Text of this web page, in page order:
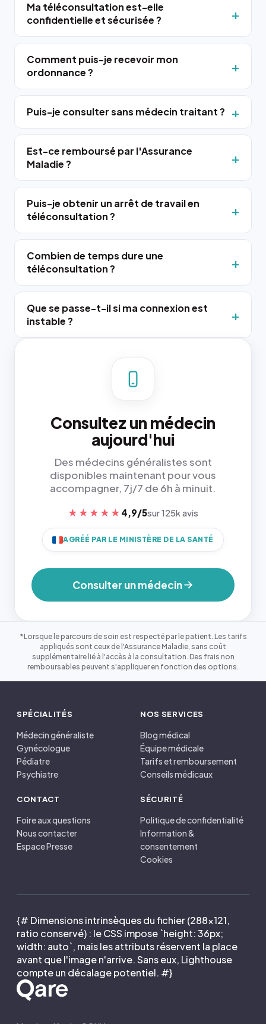
Ma téléconsultation est-elle
confidentielle et sécurisée ?
Comment puis-je recevoir mon
ordonnance ?
Puis-je consulter sans médecin traitant ?
Est-ce remboursé par l'Assurance
Maladie ?
Puis-je obtenir un arrêt de travail en
téléconsultation ?
Combien de temps dure une
téléconsultation ?
Que se passe-t-il si ma connexion est
instable ?
Consultez un médecin
aujourd'hui
Des médecins généralistes sont
disponibles maintenant pour vous
accompagner, 7j/7 de 6h à minuit.
★★★★★ 4,9/5sur 125k avis
AGRÉÉ PAR LE MINISTÈRE DE LA SANTÉ
Consulter un médecin
*Lorsque le parcours de soin est respecté par le patient. Les tarifs
appliqués sont ceux de l'Assurance Maladie, sans coût
supplémentaire lié à l'accès à la consultation. Des frais non
remboursables peuvent s'appliquer en fonction des options.
SPÉCIALITÉS
Médecin généraliste
Gynécologue
Pédiatre
Psychiatre
NOS SERVICES
Blog médical
Équipe médicale
Tarifs et remboursement
Conseils médicaux
CONTACT
Foire aux questions
Nous contacter
Espace Presse
SÉCURITÉ
Politique de confidentialité
Information &
consentement
Cookies
{# Dimensions intrinsèques du fichier (288×121,
ratio conservé) : le CSS impose `height: 36px;
width: auto`, mais les attributs réservent la place
avant que l'image n'arrive. Sans eux, Lighthouse
compte un décalage potentiel. #}